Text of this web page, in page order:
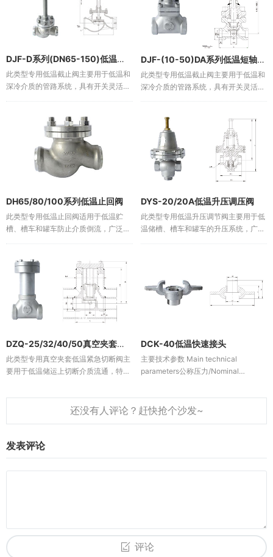
DJF-D系列(DN65-150)低温长轴截止阀
此类型专用低温截止阀主要用于低温和
深冷介质的管路系统，具有开关灵活、
mainly used in p...
DJF-(10-50)DA系列低温短轴截止阀
此类型专用低温截止阀主要用于低温和
深冷介质的管路系统，具有开关灵活、
密封可靠的特点。These low-
mainly used in p...
DH65/80/100系列低温止回阀
此类型专用低温止回阀适用于低温贮
槽、槽车和罐车防止介质倒流，广泛用
special low temperature che...
DYS-20/20A低温升压调压阀
此类型专用低温升压调节阀主要用于低
温储槽、槽车和罐车的升压系统，广泛
DZQ-25/32/40/50真空夹套低温紧急切断阀
此类型专用真空夹套低温紧急切断阀主
要用于低温储运上切断介质流通，特别
点。This type is special vacuum ja...
DCK-40低温快速接头
主要技术参数 Main technical
parameters公称压力/Nominal
质/A...
发表评论
评论